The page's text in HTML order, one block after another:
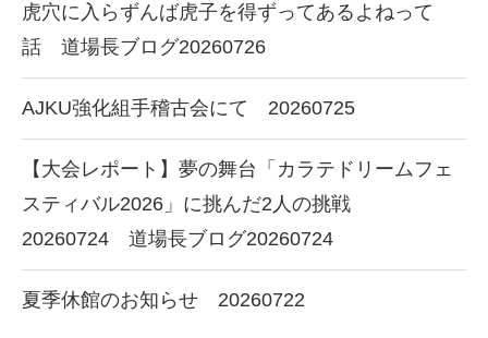
虎穴に入らずんば虎子を得ずってあるよねって
話 道場長ブログ20260726
AJKU強化組手稽古会にて 20260725
【大会レポート】夢の舞台「カラテドリームフェ
スティバル2026」に挑んだ2人の挑戦
20260724 道場長ブログ20260724
夏季休館のお知らせ 20260722